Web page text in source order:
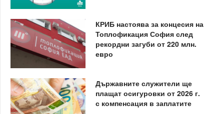
КРИБ настоява за концесия на
Топлофикация София след
рекордни загуби от 220 млн.
евро
Държавните служители ще
плащат осигуровки от 2026 г.
с компенсация в заплатите